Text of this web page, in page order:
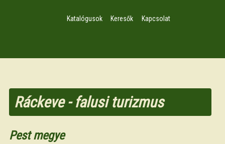
Katalógusok Keresők Kapcsolat
Ráckeve - falusi turizmus
Pest megye